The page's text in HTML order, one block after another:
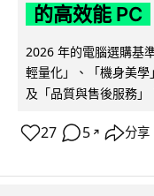
的高效能 PC
2026 年的電腦選購基
輕量化」、「機身美
及「品質與售後服務」
27 5 ↗ 分享